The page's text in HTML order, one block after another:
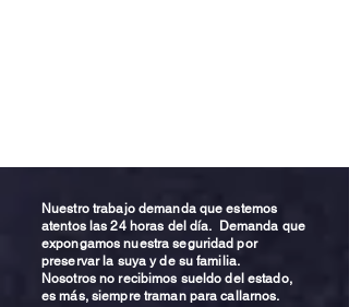
Nuestro trabajo demanda que estemos
atentos las 24 horas del día. Demanda que
expongamos nuestra seguridad por
preservar la suya y de su familia.
Nosotros no recibimos sueldo del estado,
es más, siempre traman para callarnos.